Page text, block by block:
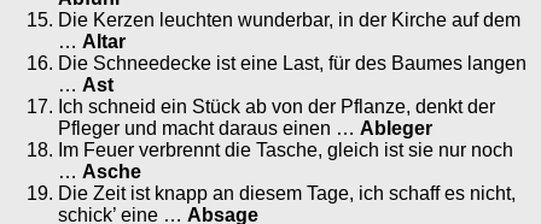
Die Kerzen leuchten wunderbar, in der Kirche auf dem
… Altar
Die Schneedecke ist eine Last, für des Baumes langen
… Ast
Ich schneid ein Stück ab von der Pflanze, denkt der
Pfleger und macht daraus einen … Ableger
Im Feuer verbrennt die Tasche, gleich ist sie nur noch
… Asche
Die Zeit ist knapp an diesem Tage, ich schaff es nicht,
schick’ eine … Absage